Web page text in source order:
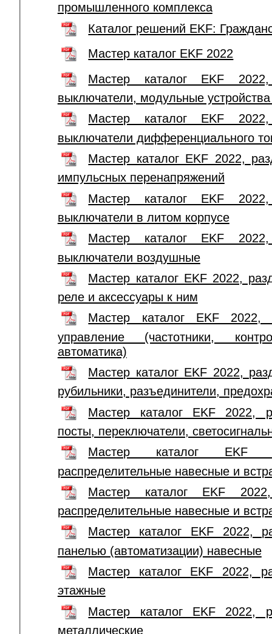
промышленного комплекса
Каталог решений EKF:
Мастер каталог EKF 2022
Мастер каталог EKF 2022,
выключатели, модульные
Мастер каталог EKF 2022,
выключатели дифференциального
Мастер каталог EKF 2022,
импульсных перенапряжений
Мастер каталог EKF 2022,
выключатели в литом корпусе
Мастер каталог EKF 2022,
выключатели воздушные
Мастер каталог EKF 2022,
реле и аксессуары к ним
Мастер каталог EKF 2022,
управление (частотники,
автоматика)
Мастер каталог EKF 2022,
рубильники, разъединители,
Мастер каталог EKF 2022,
посты, переключатели,
Мастер каталог EKF
распределительные навесные и
Мастер каталог EKF
распределительные навесные и
Мастер каталог EKF 2022,
панелью (автоматизации) навесные
Мастер каталог EKF 2022,
этажные
Мастер каталог EKF 2022,
металлические